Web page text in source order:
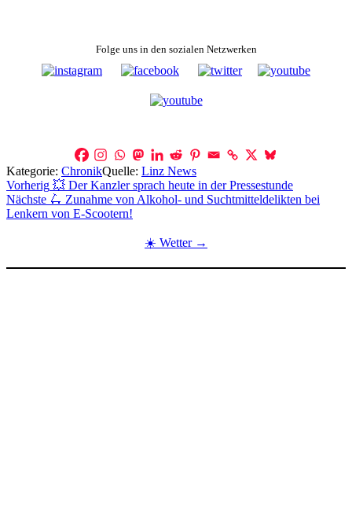
Folge uns in den sozialen Netzwerken
Kategorie: ChronikQuelle: Linz News
Beitragsnavigation
Vorherig 💥 Der Kanzler sprach heute in der Pressestunde
Nächste 🛴 Zunahme von Alkohol- und Suchtmitteldelikten bei
Lenkern von E-Scootern!
☀️ Wetter →